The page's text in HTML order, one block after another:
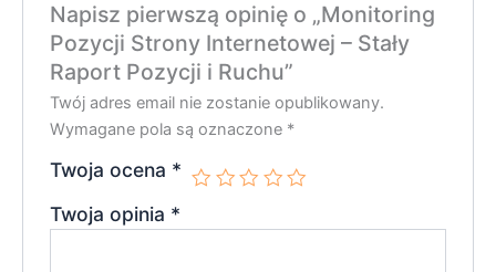
Napisz pierwszą opinię o „Monitoring
Pozycji Strony Internetowej – Stały
Raport Pozycji i Ruchu”
Twój adres email nie zostanie opublikowany.
Wymagane pola są oznaczone *
Twoja ocena *
Twoja opinia *